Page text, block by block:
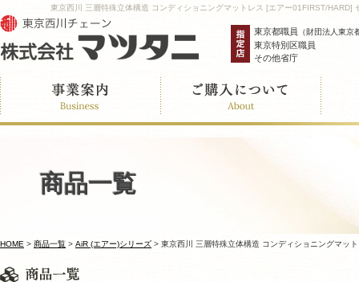
東京西川 三層特殊立体構造 コンディショニングマットレス [エアー01FIRST/
東京都職員 （財団法人東京
東京特別区職員
その他省庁
商品一覧
HOME > 商品一覧 > AiR (エアー)シリーズ > 東京西川 三層特殊立体構造 コンディショニングマッ